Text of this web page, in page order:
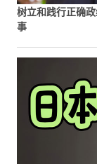
树立和践行正确
事